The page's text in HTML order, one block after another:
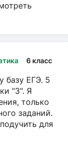
6 класс
базу ЕГЭ. 5
"3". Я
только
заданий.
для